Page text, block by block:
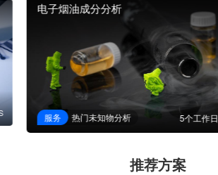
电子烟油成分分析
服务 热门未知物分析 5个工作日
推荐方案